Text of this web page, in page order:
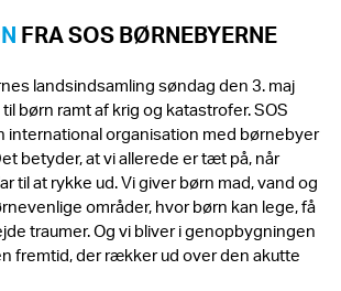
FRA SOS BØRNEBYERNE
landsindsamling søndag den 3. maj
børn ramt af krig og katastrofer. SOS
international organisation med børnebyer
betyder, at vi allerede er tæt på, når
til at rykke ud. Vi giver børn mad, vand og
områder, hvor børn kan lege, få
traumer. Og vi bliver i genopbygningen
fremtid, der rækker ud over den akutte